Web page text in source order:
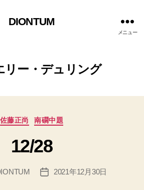
DIONTUM
メニュー
リー・デュリング
カ
ゴ
リ
佐藤正尚 南礀中題
12/28
投
2021年12月30日